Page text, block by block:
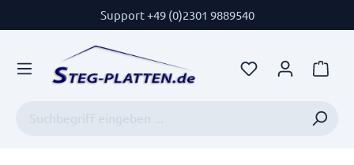
Support +49 (0)2301 9889540